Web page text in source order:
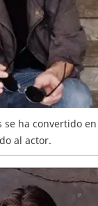
se ha convertido
al actor.